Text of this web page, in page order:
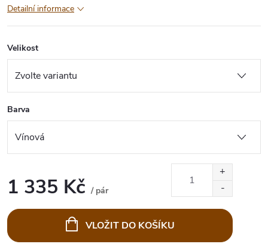
Detailní informace
Velikost
Barva
1 335 Kč / pár
cena:
VLOŽIT DO KOŠÍKU